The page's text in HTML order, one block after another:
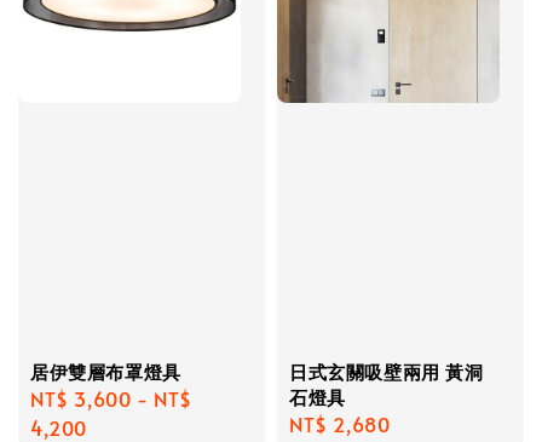
居伊雙層布罩燈具
Regular
price
NT$ 3,600 - NT$
4,200
日式玄關吸壁兩用 黃洞
石燈具
Regular
NT$ 2,680